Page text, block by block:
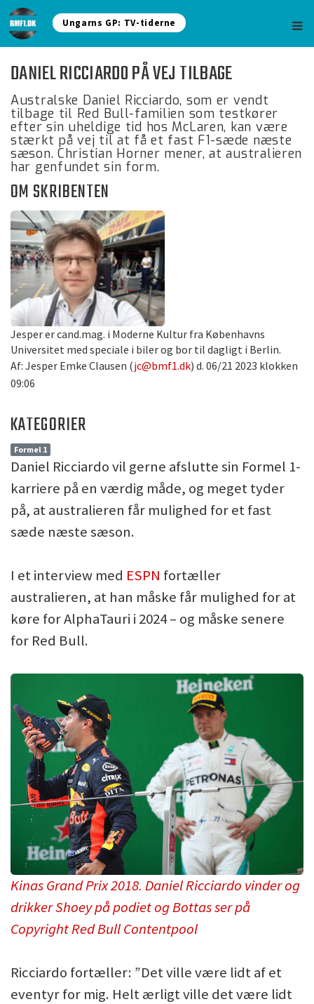
Ungarns GP: TV-tiderne
DANIEL RICCIARDO PÅ VEJ TILBAGE
Australske Daniel Ricciardo, som er vendt
tilbage til Red Bull-familien som testkører
efter sin uheldige tid hos McLaren, kan være
stærkt på vej til at få et fast F1-sæde næste
sæson. Christian Horner mener, at australieren
har genfundet sin form.
OM SKRIBENTEN
Jesper er cand.mag. i Moderne Kultur fra Københavns
Universitet med speciale i biler og bor til dagligt i Berlin.
Af: Jesper Emke Clausen (jc@bmf1.dk) d. 06/21 2023 klokken
09:06
KATEGORIER
Formel 1
Daniel Ricciardo vil gerne afslutte sin Formel 1-
karriere på en værdig måde, og meget tyder
på, at australieren får mulighed for et fast
sæde næste sæson.
I et interview med ESPN fortæller
australieren, at han måske får mulighed for at
køre for AlphaTauri i 2024 – og måske senere
for Red Bull.
Kinas Grand Prix 2018. Daniel Ricciardo vinder og
drikker Shoey på podiet og Bottas ser på
Copyright Red Bull Contentpool
Ricciardo fortæller: ”Det ville være lidt af et
eventyr for mig. Helt ærligt ville det være lidt